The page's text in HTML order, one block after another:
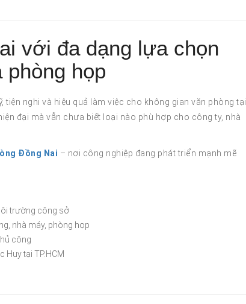
với đa dạng lựa chọn
phòng họp
nghi và hiệu quả làm việc cho không gian văn phòng tại
đại mà vẫn chưa biết loại nào phù hợp cho công ty, nhà
Đồng Nai – nơi công nghiệp đang phát triển mạnh mẽ
trường công sở
nhà máy, phòng họp
công
Huy tại TP.HCM